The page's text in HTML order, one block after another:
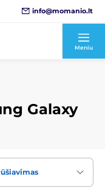
info@momanio.lt
Meniu
Galaxy